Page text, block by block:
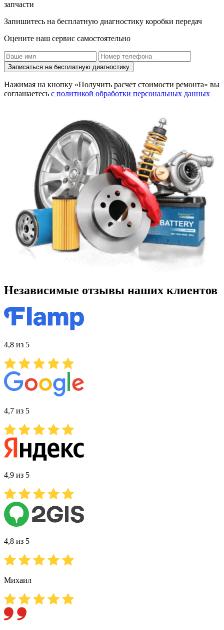
запчасти
Запишитесь на бесплатную диагностику коробки передач
Оцените наш сервис самостоятельно
Записаться на бесплатную диагностику
Нажимая на кнопку «Получить расчет стоимости ремонта» вы
соглашаетесь с политикой обработки персональных данных
Независимые отзывы наших клиентов
4,8 из 5
4,7 из 5
4,9 из 5
4,8 из 5
Михаил